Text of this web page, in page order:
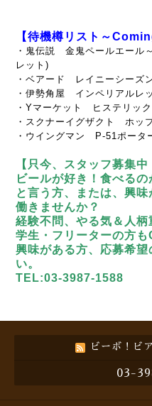
【待機樽リスト～
・鬼伝説 金鬼ペールエール
レット)
・ベアード レイニーシーズ
・伊勢角屋 インペリアルレ
・Yマーケット ヒステリッ
・スクナーイグザクト ホッ
・ウイングマン P-51ポータ
【只今、スタッフ募集中
ビールが好き！食べる
と言う方、または、興
働きませんか？
経験不問、やる気＆人柄
学生・フリーターの方も
興味がある方、応募希
い。
TEL:03-3987-1588
ビーボ！ビ
03-